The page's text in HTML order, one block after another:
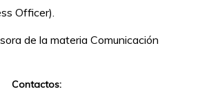
Officer).
de la materia Comunicación
Contactos: